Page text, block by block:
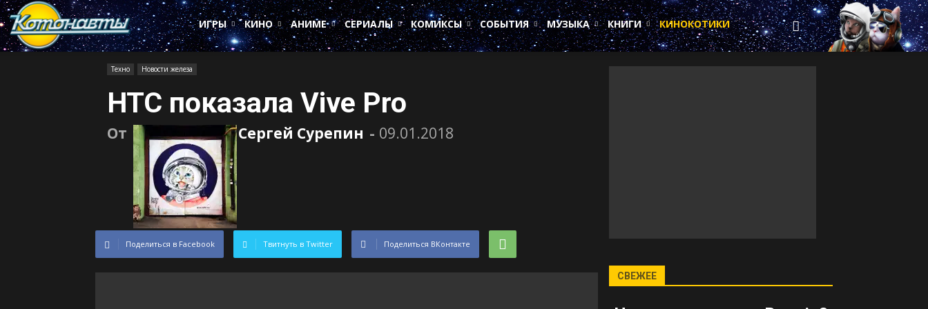
Котонавты
ИГРЫ
КИНО АНИМЕ СЕРИАЛЫ КОМИКСЫ СОБЫТИЯ МУЗЫКА КНИГИ КИНОКОТИКИ
Техно Новости железа
HTC показала Vive Pro
От Сергей Сурепин - 09.01.2018
Поделиться в Facebook Твитнуть в Twitter Поделиться ВКонтакте
СВЕЖЕЕ